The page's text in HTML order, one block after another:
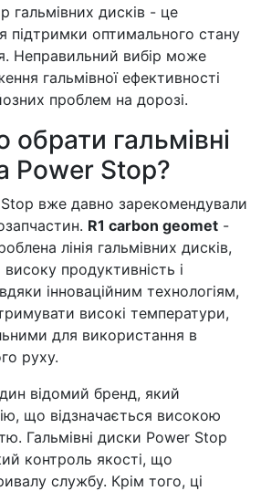
гальмівних дисків - це
підтримки оптимального стану
Неправильний вибір може
гальмівної ефективності
проблем на дорозі.
обрати гальмівні
Power Stop?
Stop вже давно зарекомендували
R1 carbon geomet -
лінія гальмівних дисків,
продуктивність і
інноваційним технологіям,
високі температури,
для використання в
руху.
відомий бренд, який
що відзначається високою
Гальмівні диски Power Stop
контроль якості, що
службу. Крім того, ці